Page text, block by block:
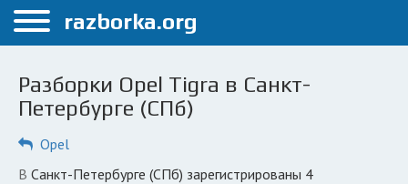
Меню
Санкт-Петербург
Каталог разборок
Разборки Opel Tigra в Санкт-
Петербурге (СПб)
Opel
в Санкт-Петербурге (СПб) зарегистрированы 4
razborka.org